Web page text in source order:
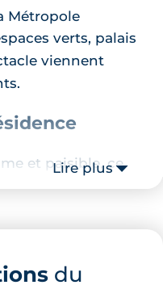
Métropole
verts, palais
viennent
et paisible, ce
à Castelnau-le-
et quiétude. A
commodités dont
Lire plus
du